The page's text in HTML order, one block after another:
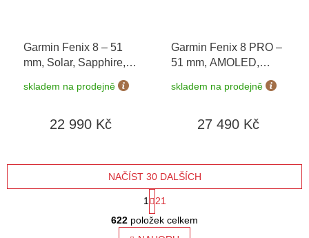
Garmin Fenix 8 – 51
mm, Solar, Sapphire,
titanium s Black/Grey
skladem na prodejně
22 990 Kč
Garmin Fenix 8 PRO –
51 mm, AMOLED,
grey/Chestnut 010-
řemínek + Topo Czech
hodnotě 1 290 Kč
skladem na prodejně
27 490 Kč
O
v
NAČÍST 30 DALŠÍCH
S
t
1
21
622 položek celkem